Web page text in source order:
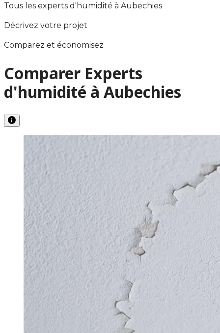
Tous les experts d'humidité à Aubechies
Décrivez votre projet
Comparez et économisez
Comparer Experts
d'humidité à Aubechies